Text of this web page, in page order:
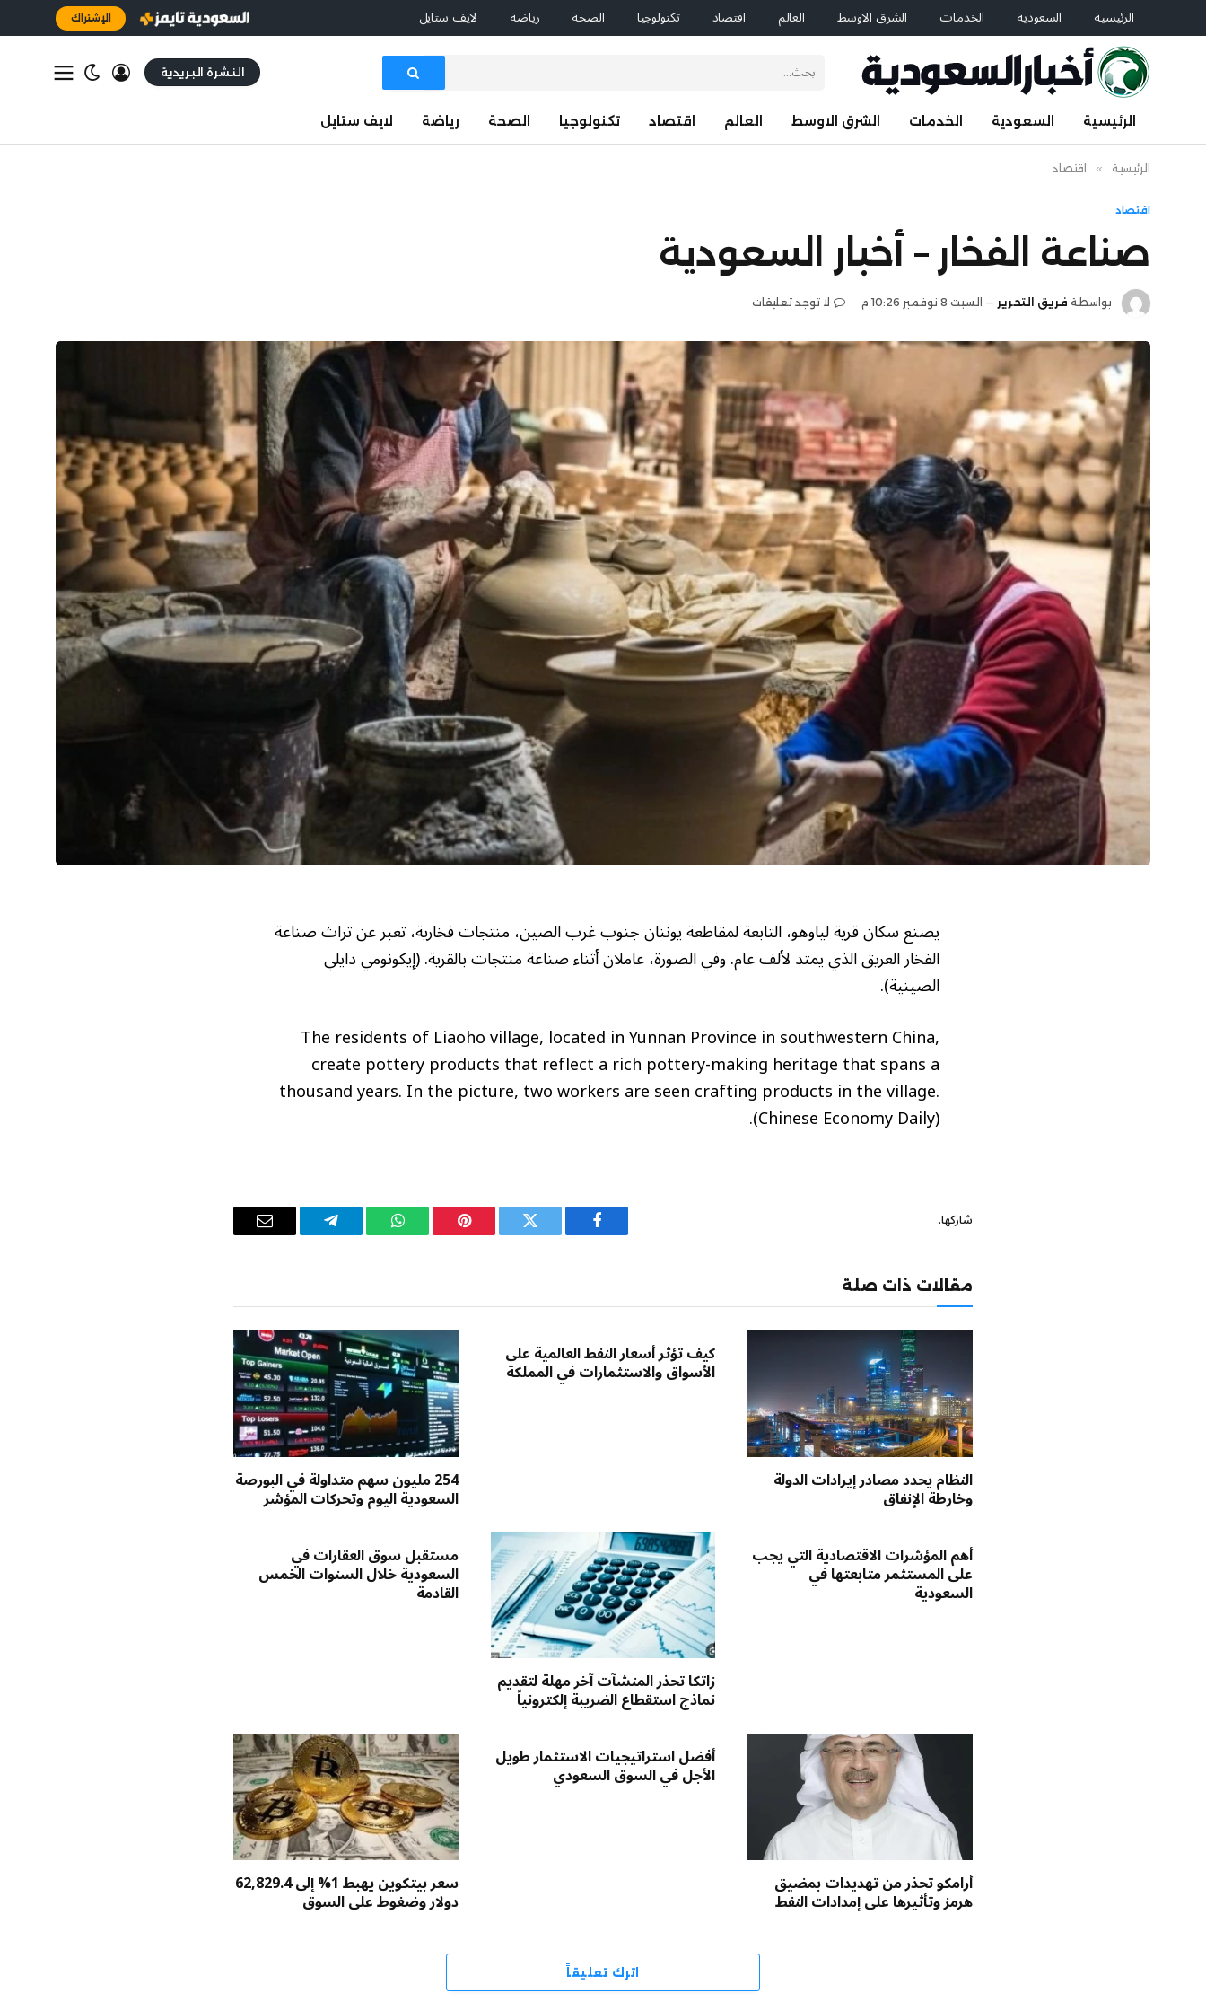
الرئيسية السعودية الخدمات الشرق الاوسط العالم اقتصاد تكنولوجيا الصحة رياضة لايف ستايل الإشتراك
النشرة البريدية
الرئيسية السعودية الخدمات الشرق الاوسط العالم اقتصاد تكنولوجيا الصحة رياضة لايف ستايل
الرئيسية » اقتصاد
اقتصاد
صناعة الفخار – أخبار السعودية
بواسطة فريق التحرير السبت 8 نوفمبر 10:26 م لا توجد تعليقات
يصنع سكان قرية لياوهو، التابعة لمقاطعة يوننان جنوب غرب الصين، منتجات فخارية، تعبر عن تراث صناعة
الفخار العريق الذي يمتد لألف عام. وفي الصورة، عاملان أثناء صناعة منتجات بالقرية. (إيكونومي دايلي
الصينية).
The residents of Liaoho village, located in Yunnan Province in southwestern China,
create pottery products that reflect a rich pottery-making heritage that spans a
thousand years. In the picture, two workers are seen crafting products in the village.
(Chinese Economy Daily).
شاركها.
فيسبوك تويتر بينتيريستواتساب تيلقرام
البريد
مقالات ذات صلة
النظام يحدد مصادر إيرادات الدولة
وخارطة الإنفاق
كيف تؤثر أسعار النفط العالمية على
الأسواق والاستثمارات في المملكة
254 مليون سهم متداولة في البورصة
السعودية اليوم وتحركات المؤشر
أهم المؤشرات الاقتصادية التي يجب
على المستثمر متابعتها في
السعودية
زاتكا تحذر المنشآت آخر مهلة لتقديم
نماذج استقطاع الضريبة إلكترونياً
مستقبل سوق العقارات في
السعودية خلال السنوات الخمس
القادمة
أرامكو تحذر من تهديدات بمضيق
هرمز وتأثيرها على إمدادات النفط
أفضل استراتيجيات الاستثمار طويل
الأجل في السوق السعودي
سعر بيتكوين يهبط 1% إلى 62,829.4
دولار وضغوط على السوق
اترك تعليقاً